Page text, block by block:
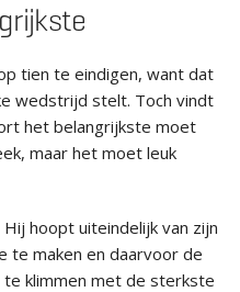
tien te eindigen, want dat
wedstrijd stelt. Toch vindt
het belangrijkste moet
maar het moet leuk
hoopt uiteindelijk van zijn
te maken en daarvoor de
klimmen met de sterkste